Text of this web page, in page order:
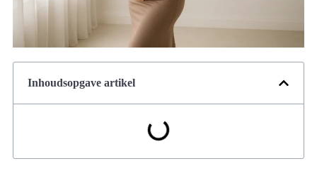
Inhoudsopgave artikel